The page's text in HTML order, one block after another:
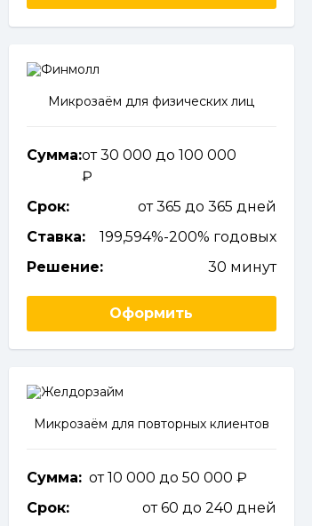
Микрозаём для физических лиц
Сумма:от 30 000 до 100 000
Срок:
от 365 до 365 дней
Ставка:
199,594%-200% годовых
Решение:
30 минут
Оформить
Микрозаём для повторных клиентов
Сумма: от 10 000 до 50 000
Срок:
от 60 до 240 дней